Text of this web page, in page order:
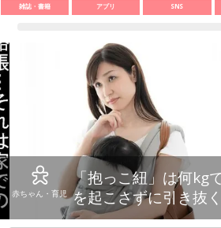
雑誌・書籍 アプリ SNS
「抱っこ紐」は何kg
を起こさずに引き抜
テクも
赤ちゃん・育児